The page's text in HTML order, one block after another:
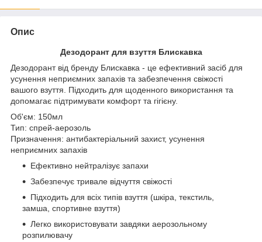
Опис
Дезодорант для взуття Блискавка
Дезодорант від бренду Блискавка - це ефективний засіб для
усунення неприємних запахів та забезпечення свіжості
вашого взуття. Підходить для щоденного використання та
допомагає підтримувати комфорт та гігієну.
Об'єм: 150мл
Тип: спрей-аерозоль
Призначення: антибактеріальний захист, усунення
неприємних запахів
Ефективно нейтралізує запахи
Забезпечує тривале відчуття свіжості
Підходить для всіх типів взуття (шкіра, текстиль,
замша, спортивне взуття)
Легко використовувати завдяки аерозольному
розпилювачу